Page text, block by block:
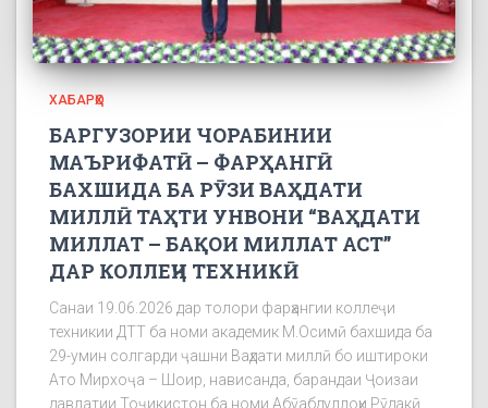
ХАБАРҲО
БАРГУЗОРИИ ЧОРАБИНИИ
МАЪРИФАТӢ – ФАРҲАНГӢ
БАХШИДА БА РӮЗИ ВАҲДАТИ
МИЛЛӢ ТАҲТИ УНВОНИ “ВАҲДАТИ
МИЛЛАТ – БАҚОИ МИЛЛАТ АСТ”
ДАР КОЛЛЕҶИ ТЕХНИКӢ
Санаи 19.06.2026 дар толори фарҳангии коллеҷи
техникии ДТТ ба номи академик М.Осимӣ бахшида ба
29-умин солгарди ҷашни Ваҳдати миллӣ бо иштироки
Ато Мирхоҷа – Шоир, нависанда, барандаи Ҷоизаи
давлатии Тоҷикистон ба номи Абӯабдуллоҳи Рӯдакӣ,